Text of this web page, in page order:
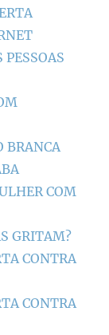
PESSOAS
BRANCA
COM
GRITAM?
CONTRA
CONTRA